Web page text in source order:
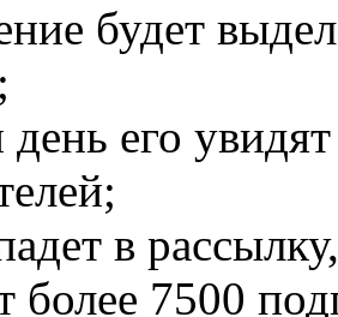
будет
день его
в
более 7500